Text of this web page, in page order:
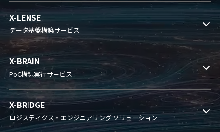
X-LENSE
データ基盤構築サービス
X-BRAIN
PoC構想実行サービス
X-BRIDGE
ロジスティクス・エンジニアリング ソリューション